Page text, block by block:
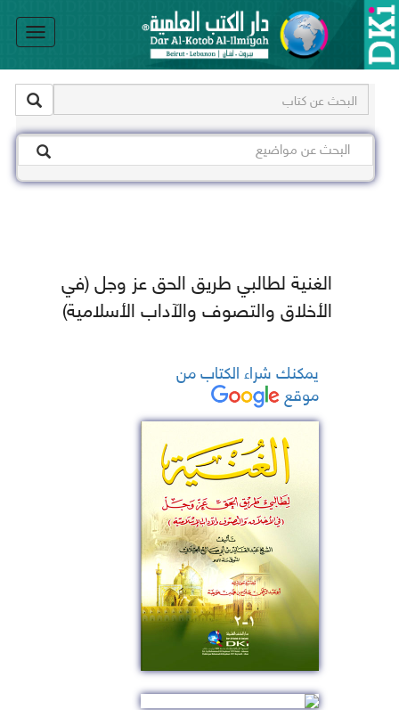
الغنية لطالبي طريق الحق عز وجل (في
الأخلاق والتصوف والآداب الأسلامية)
يمكنك شراء الكتاب من
موقع